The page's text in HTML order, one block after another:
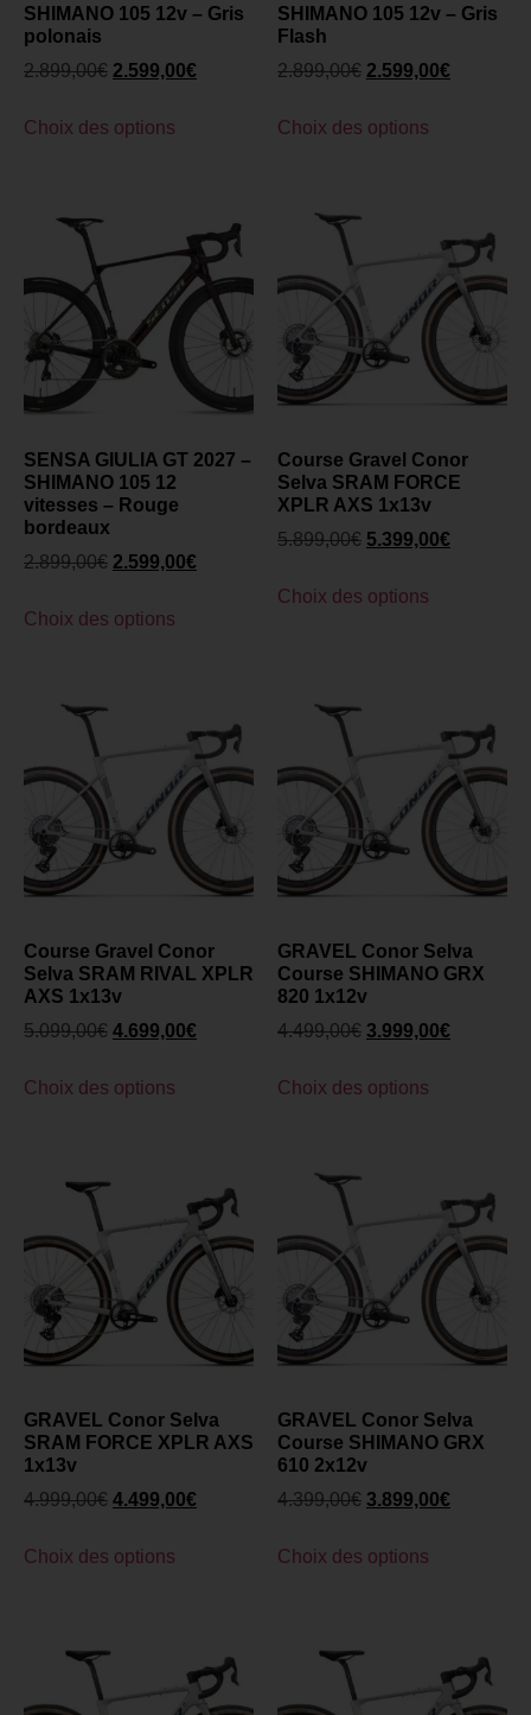
SHIMANO 105 12v – Gris
polonais
2.899,00€ 2.599,00€
Choix des options
SHIMANO 105 12v – Gris
Flash
2.899,00€ 2.599,00€
Choix des options
SENSA GIULIA GT 2027 –
SHIMANO 105 12
vitesses – Rouge
bordeaux
2.899,00€ 2.599,00€
Choix des options
Course Gravel Conor
Selva SRAM FORCE
XPLR AXS 1x13v
5.899,00€ 5.399,00€
Choix des options
Course Gravel Conor
Selva SRAM RIVAL XPLR
AXS 1x13v
5.099,00€ 4.699,00€
Choix des options
GRAVEL Conor Selva
Course SHIMANO GRX
820 1x12v
4.499,00€ 3.999,00€
Choix des options
GRAVEL Conor Selva
SRAM FORCE XPLR AXS
1x13v
4.999,00€ 4.499,00€
Choix des options
GRAVEL Conor Selva
Course SHIMANO GRX
610 2x12v
4.399,00€ 3.899,00€
Choix des options